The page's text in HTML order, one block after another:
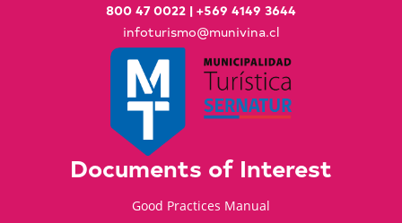
800 47 0022 | +569 4149 3644
infoturismo@munivina.cl
Documents of Interest
Good Practices Manual